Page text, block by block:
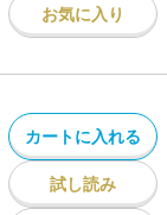
お気に入り
カートに入れる
試し読み